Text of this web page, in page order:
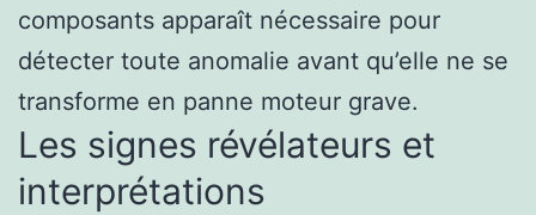
composants apparaît nécessaire pour
détecter toute anomalie avant qu’elle ne se
transforme en panne moteur grave.
Les signes révélateurs et
interprétations